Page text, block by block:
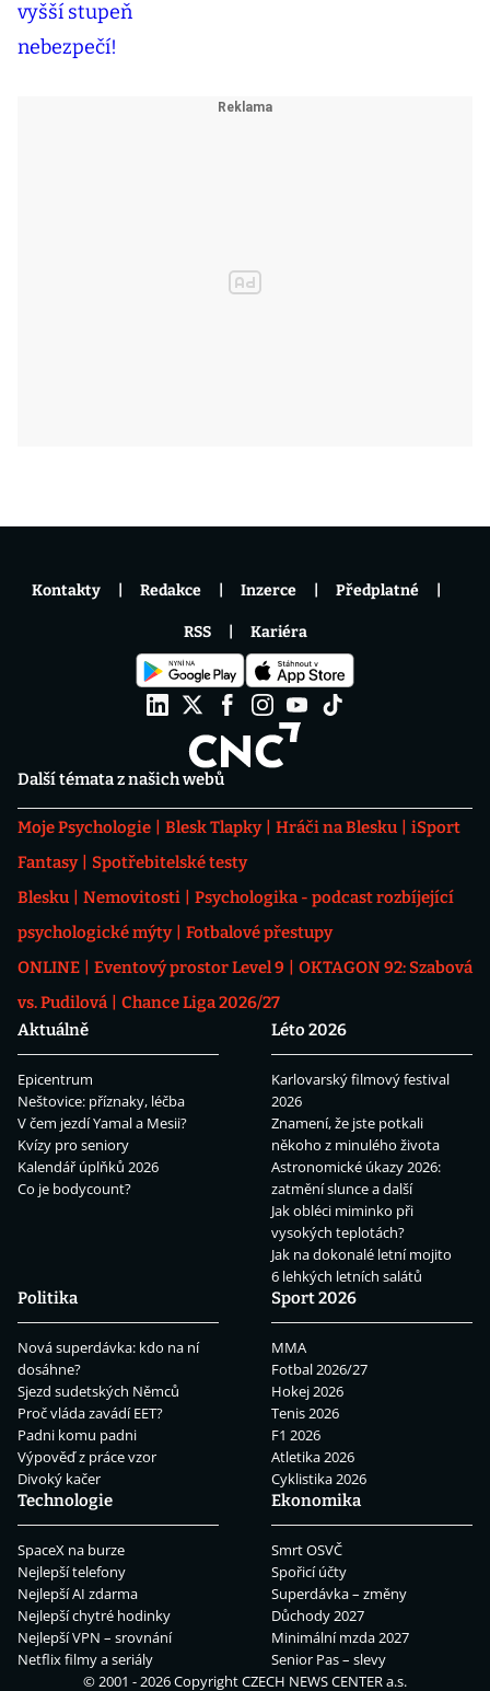
Další témata z našich webů
Moje Psychologie Blesk Tlapky Hráči na Blesku
iSport
Fantasy
Spotřebitelské testy
Blesku
Nemovitosti
Psychologika - podcast rozbíjející
psychologické mýty
Fotbalové přestupy
ONLINE
Eventový prostor Level 9
OKTAGON 92: Szabová
vs. Pudilová
Chance Liga 2026/27
Aktuálně
Epicentrum
Neštovice: příznaky, léčba
V čem jezdí Yamal a Mesii?
Kvízy pro seniory
Kalendář úplňků 2026
Co je bodycount?
Léto 2026
Karlovarský filmový festival
2026
Znamení, že jste potkali
někoho z minulého života
Astronomické úkazy 2026:
zatmění slunce a další
Jak obléci miminko při
vysokých teplotách?
Jak na dokonalé letní mojito
6 lehkých letních salátů
Politika
Nová superdávka: kdo na ní
dosáhne?
Sjezd sudetských Němců
Proč vláda zavádí EET?
Padni komu padni
Výpověď z práce vzor
Divoký kačer
Sport 2026
MMA
Fotbal 2026/27
Hokej 2026
Tenis 2026
F1 2026
Atletika 2026
Cyklistika 2026
Technologie
SpaceX na burze
Nejlepší telefony
Nejlepší AI zdarma
Nejlepší chytré hodinky
Nejlepší VPN – srovnání
Netflix filmy a seriály
Ekonomika
Smrt OSVČ
Spořicí účty
Superdávka – změny
Důchody 2027
Minimální mzda 2027
Senior Pas – slevy
Kontakty Redakce Inzerce Předplatné
RSS Kariéra
© 2001 - 2026 CopyrightCZECH NEWS CENTER a.s.